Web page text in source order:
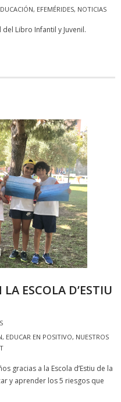
, EFEMÉRIDES, NOTICIAS
Libro Infantil y Juvenil.
ESCOLA D’ESTIU
, EDUCAR EN POSITIVO, NUESTROS
gracias a la Escola d’Estiu de la
y aprender los 5 riesgos que